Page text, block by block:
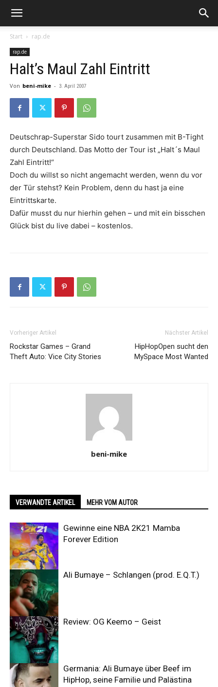
Start rap.de
rap.de
Halt’s Maul Zahl Eintritt
Von beni-mike - 3. April 2007
Deutschrap-Superstar Sido tourt zusammen mit B-Tight
durch Deutschland. Das Motto der Tour ist „Halt´s Maul
Zahl Eintritt!“
Doch du willst so nicht angemacht werden, wenn du vor
der Tür stehst? Kein Problem, denn du hast ja eine
Eintrittskarte.
Dafür musst du nur hierhin gehen – und mit ein bisschen
Glück bist du live dabei – kostenlos.
Vorheriger Artikel
Rockstar Games – Grand
Theft Auto: Vice City Stories
Nächster Artikel
HipHopOpen sucht den
MySpace Most Wanted
beni-mike
VERWANDTE ARTIKEL MEHR VOM AUTOR
Gewinne eine NBA 2K21 Mamba
Forever Edition
Ali Bumaye – Schlangen (prod. E.Q.T.)
Review: OG Keemo – Geist
Germania: Ali Bumaye über Beef im
HipHop, seine Familie und Palästina